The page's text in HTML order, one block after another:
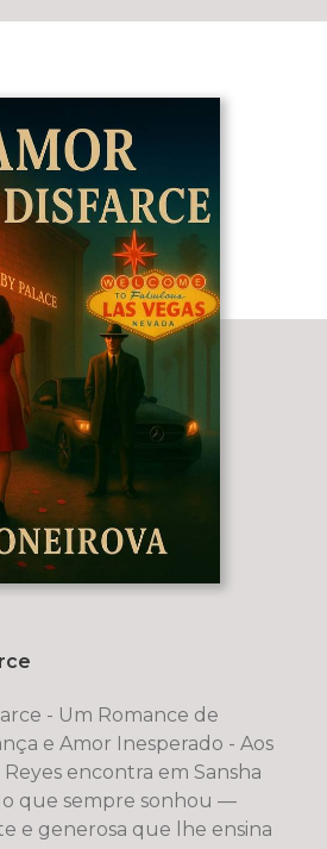
de
e Amor Inesperado - Aos
Reyes encontra em Sansha
que sempre sonhou —
e generosa que lhe ensina